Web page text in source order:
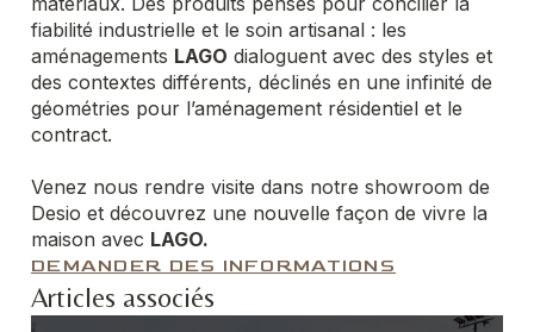
fiabilité industrielle et le soin artisanal : les
aménagements LAGO dialoguent avec des styles et
des contextes différents, déclinés en une infinité de
géométries pour l’aménagement résidentiel et le
contract.
Venez nous rendre visite dans notre showroom de
Desio et découvrez une nouvelle façon de vivre la
maison avec LAGO.
DEMANDER DES INFORMATIONS
Articles associés